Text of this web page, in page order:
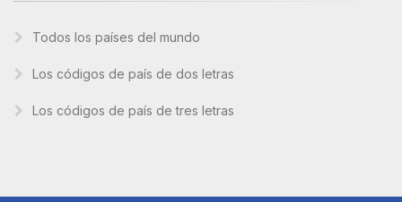
Todos los países del mundo
Los códigos de país de dos letras
Los códigos de país de tres letras